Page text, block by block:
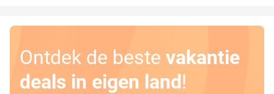
Ontdek de beste vakantie
deals in eigen land!